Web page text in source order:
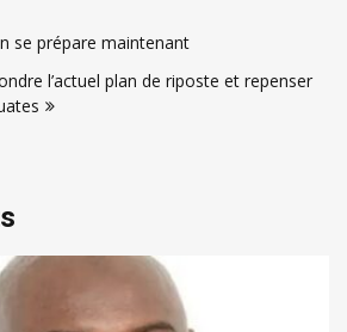
se prépare maintenant
l’actuel plan de riposte et repenser